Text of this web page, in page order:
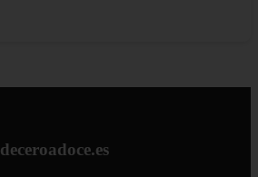
deceroadoce.es